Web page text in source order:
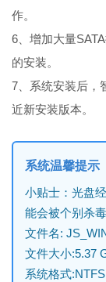
作。
6、增加大量
的安装。
7、系统安装后，
近新安装版本。
系统温馨提示
小贴士：光盘
能会被个别杀
文件名:
文件大小:5.37
系统格式:NTFS